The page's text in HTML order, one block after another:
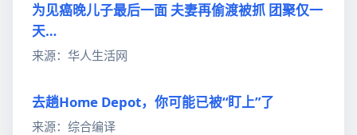
为见癌晚儿子最后一面 夫妻再偷渡被抓 团聚仅一
天…
来源：华人生活网
去趟Home Depot，你可能已被“盯上”了
来源：综合编译